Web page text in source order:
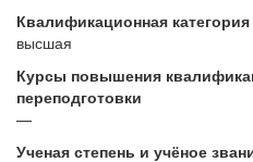
Квалификационная категория
высшая
Курсы повышения
переподготовки
—
Ученая степень и учёное